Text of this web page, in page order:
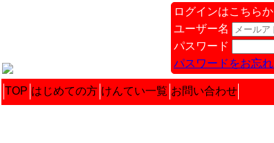
ログインはこちら
ユーザー名
パスワード
パスワードをお忘
TOP はじめての方 けんてい一覧 お問い合わせ